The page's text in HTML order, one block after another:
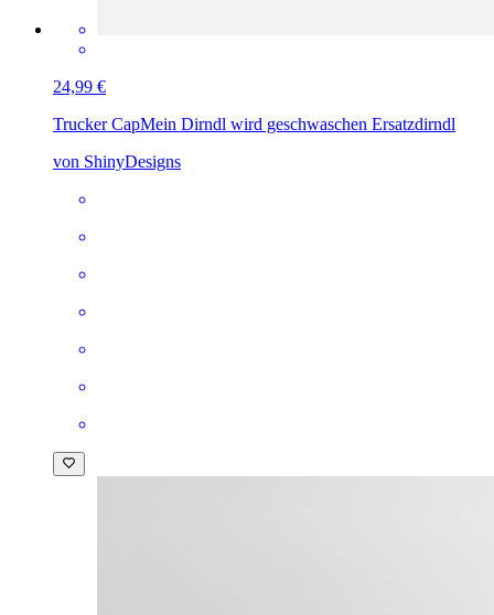
24,99 €
Trucker CapMein Dirndl wird geschwaschen Ersatzdirndl
von ShinyDesigns